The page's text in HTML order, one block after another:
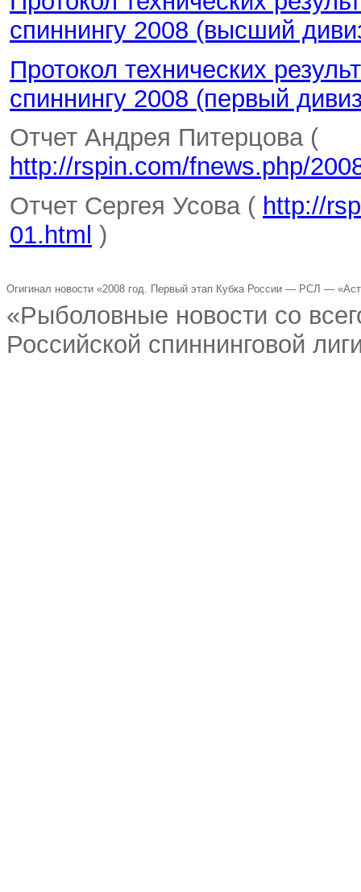
спиннингу 2008 (высший
Протокол технических
спиннингу 2008 (первый
Отчет Андрея Питерцова (
http://rspin.com/fnews.php/
Отчет Сергея Усова ( http://
01.html )
Огигинал новости «2008 год. Первый этап Кубка России — РСЛ —
«Рыболовные новости со
Российской спиннинговой